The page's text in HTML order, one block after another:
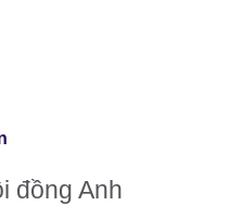
đồng Anh